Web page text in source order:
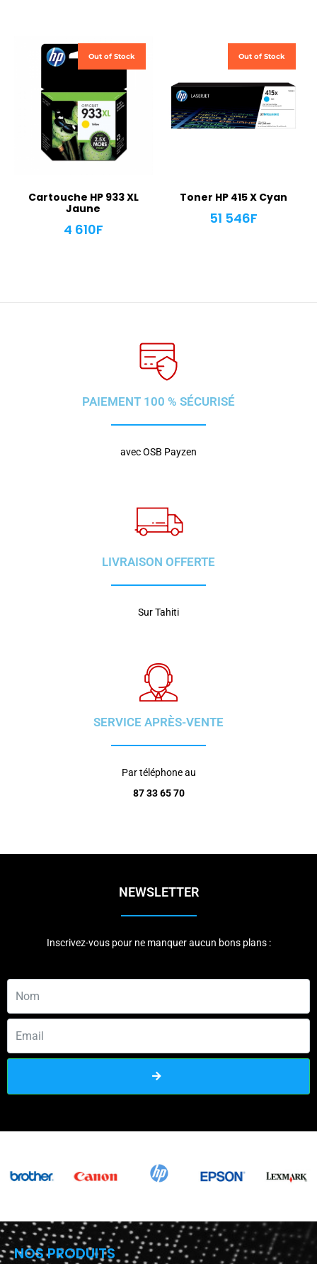
Out of Stock
Cartouche HP 933 XL
Jaune
4 610F
Out of Stock
Toner HP 415 X Cyan
51 546F
PAIEMENT 100 % SÉCURISÉ
avec OSB Payzen
LIVRAISON OFFERTE
Sur Tahiti
SERVICE APRÈS-VENTE
Par téléphone au
87 33 65 70
NEWSLETTER
Inscrivez-vous pour ne manquer aucun bons plans :
NOS PRODUITS